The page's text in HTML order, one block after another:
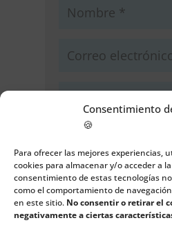
Consentimiento
🍪
Para ofrecer las mejores experiencias,
cookies para almacenar y/o acceder a
consentimiento de estas tecnologías
como el comportamiento de
en este sitio. No consentir o retirar el
negativamente a ciertas
Guarda mi nombre,
electrónico y web en
para la próxima vez
Enviar